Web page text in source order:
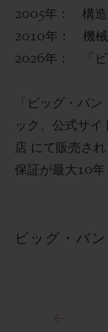
2005年： 構造
2010年： 機械
2026年： 「ビ
ビッグ・バン
ック、公式サ
店 にて販売さ
保証が最大10年
ビッグ・バ